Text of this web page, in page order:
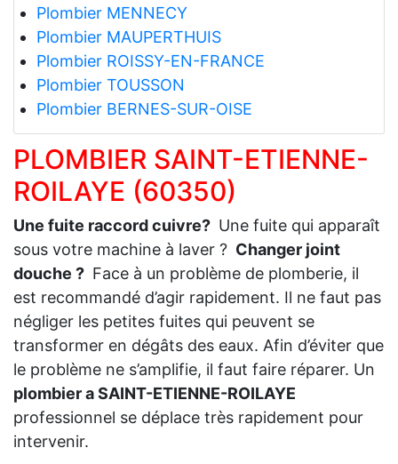
Plombier MENNECY
Plombier MAUPERTHUIS
Plombier ROISSY-EN-FRANCE
Plombier TOUSSON
Plombier BERNES-SUR-OISE
PLOMBIER SAINT-ETIENNE-
ROILAYE (60350)
Une fuite raccord cuivre? Une fuite qui apparaît
sous votre machine à laver ? Changer joint
douche ? Face à un problème de plomberie, il
est recommandé d’agir rapidement. Il ne faut pas
négliger les petites fuites qui peuvent se
transformer en dégâts des eaux. Afin d’éviter que
le problème ne s’amplifie, il faut faire réparer. Un
plombier a SAINT-ETIENNE-ROILAYE
professionnel se déplace très rapidement pour
intervenir.